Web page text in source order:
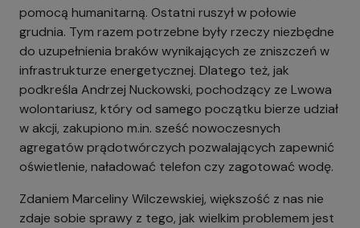
pomocą humanitarną. Ostatni ruszył w połowie
grudnia. Tym razem potrzebne były rzeczy niezbędne
do uzupełnienia braków wynikających ze zniszczeń w
infrastrukturze energetycznej. Dlatego też, jak
podkreśla Andrzej Nuckowski, pochodzący ze Lwowa
wolontariusz, który od samego początku bierze udział
w akcji, zakupiono m.in. sześć nowoczesnych
agregatów prądotwórczych pozwalających zapewnić
oświetlenie, naładować telefon czy zagotować wodę.
Zdaniem Marceliny Wilczewskiej, większość z nas nie
zdaje sobie sprawy z tego, jak wielkim problemem jest